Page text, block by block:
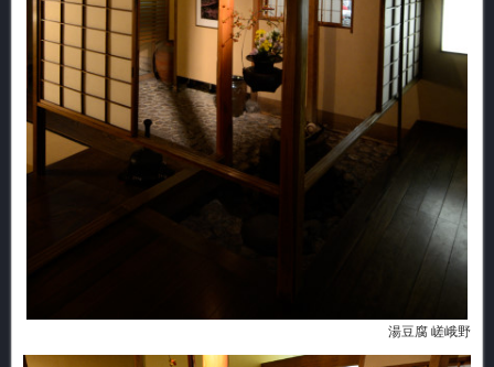
湯豆腐 嵯峨野